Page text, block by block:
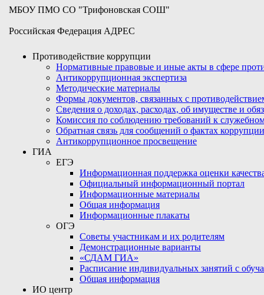
МБОУ ПМО СО "Трифоновская СОШ"
Российская Федерация АДРЕС
Противодействие коррупции
Нормативные правовые и иные акты в сфере
Антикоррупционная экспертиза
Методические материалы
Формы документов, связанных с
Сведения о доходах, расходах, об имуществе и
Комиссия по соблюдению требований к
Обратная связь для сообщений о фактах коррупции
Антикоррупционное просвещение
ГИА
ЕГЭ
Информационная поддержка оценки
Официальный информационный портал
Информационные материалы
Общая информация
Информационные плакаты
ОГЭ
Советы участникам и их родителям
Демонстрационные варианты
«СДАМ ГИА»
Расписание индивидуальных занятий с
Общая информация
ИО центр